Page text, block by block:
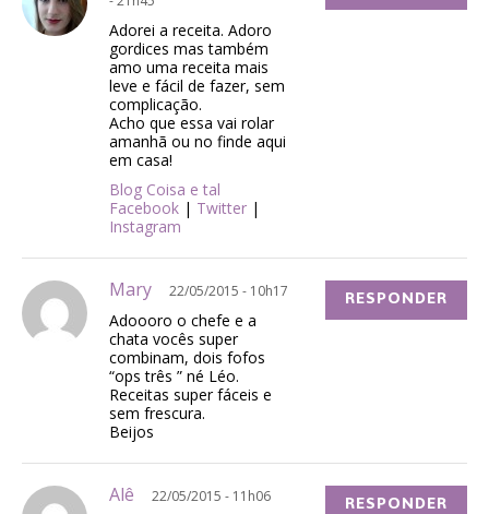
Adorei a receita. Adoro
gordices mas também
amo uma receita mais
leve e fácil de fazer, sem
complicação.
Acho que essa vai rolar
amanhã ou no finde aqui
em casa!
Blog Coisa e tal
Facebook | Twitter |
Instagram
Mary 22/05/2015 - 10h17
Adoooro o chefe e a
chata vocês super
combinam, dois fofos
“ops três ” né Léo.
Receitas super fáceis e
sem frescura.
Beijos
RESPONDER
Alê 22/05/2015 - 11h06 RESPONDER